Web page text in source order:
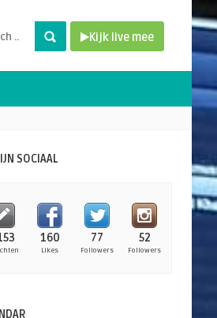
Kijk live mee
SOCIAAL
160
Likes
77
Followers
52
Followers